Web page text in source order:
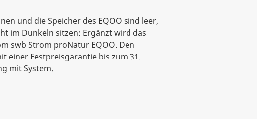
und die Speicher des EQOO sind leer,
im Dunkeln sitzen: Ergänzt wird das
swb Strom proNatur EQOO. Den
einer Festpreisgarantie bis zum 31.
mit System.